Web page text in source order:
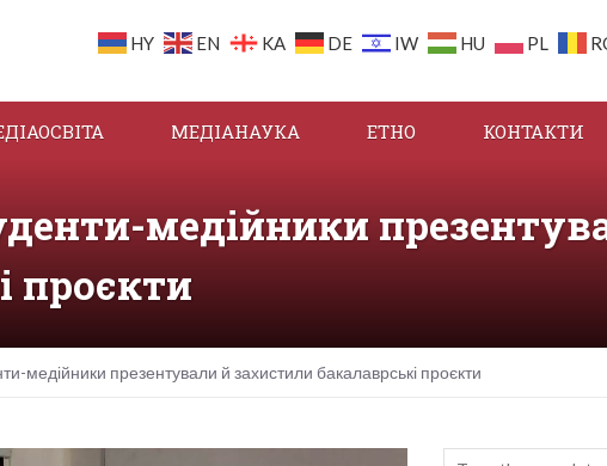
HY EN KA DE IW HU PL
МЕДІАНАУКА ЕТНО КОНТАКТИ
медійники
проєкти
медійники презентували й захистили бакалаврські проєкти